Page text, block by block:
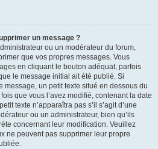
un message ?
ou un modérateur du forum,
que vos propres messages. Vous
en cliquant le bouton adéquat, parfois
le message initial ait été publié. Si
message, un petit texte situé en dessous du
que vous l’avez modifié, contenant la date
texte n’apparaîtra pas s’il s’agit d’une
ou un administrateur, bien qu’ils
concernant leur modification. Veuillez
ne peuvent pas supprimer leur propre